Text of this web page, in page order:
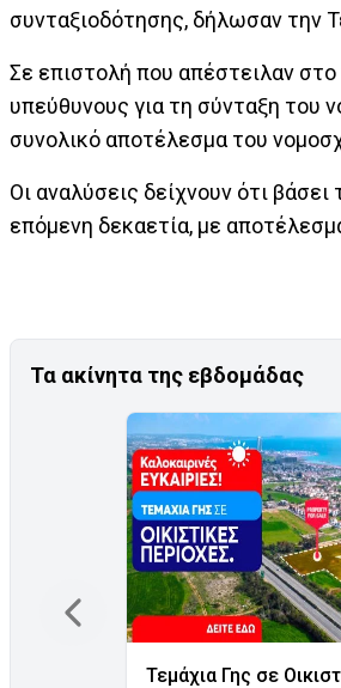
συνταξιοδότησης, δήλωσαν την
Σε επιστολή που απέστειλαν
υπεύθυνους για τη σύνταξη του
συνολικό αποτέλεσμα του
Οι αναλύσεις δείχνουν ότι
επόμενη δεκαετία, με
Τα ακίνητα της εβδομάδας
Τεμάχια Γης σε